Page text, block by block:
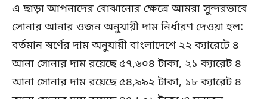
এ ছাড়া আপনাদের বোঝানোর ক্ষেত্রে আমরা সুন্দরভাবে
সোনার আনার ওজন অনুযায়ী দাম নির্ধারণ দেওয়া হল:
বর্তমান স্বর্ণের দাম অনুযায়ী বাংলাদেশে ২২ ক্যারেটে ৪
আনা সোনার দাম রয়েছে ৫৭,৬০৪ টাকা, ২১ ক্যারেট ৪
আনা সোনার দাম রয়েছে ৫৪,৯৯২ টাকা, ১৮ ক্যারেট ৪